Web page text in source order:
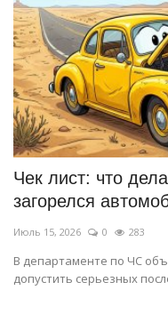
Чек лист: что
загорелся
Июль 15, 2026 0 283
В департаменте по ЧС
допустить серьезных